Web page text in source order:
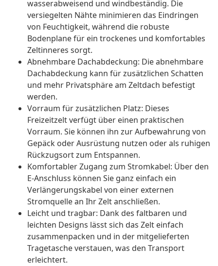
wasserabweisend und windbeständig. Die
versiegelten Nähte minimieren das Eindringen
von Feuchtigkeit, während die robuste
Bodenplane für ein trockenes und komfortables
Zeltinneres sorgt.
Abnehmbare Dachabdeckung: Die abnehmbare
Dachabdeckung kann für zusätzlichen Schatten
und mehr Privatsphäre am Zeltdach befestigt
werden.
Vorraum für zusätzlichen Platz: Dieses
Freizeitzelt verfügt über einen praktischen
Vorraum. Sie können ihn zur Aufbewahrung von
Gepäck oder Ausrüstung nutzen oder als ruhigen
Rückzugsort zum Entspannen.
Komfortabler Zugang zum Stromkabel: Über den
E-Anschluss können Sie ganz einfach ein
Verlängerungskabel von einer externen
Stromquelle an Ihr Zelt anschließen.
Leicht und tragbar: Dank des faltbaren und
leichten Designs lässt sich das Zelt einfach
zusammenpacken und in der mitgelieferten
Tragetasche verstauen, was den Transport
erleichtert.